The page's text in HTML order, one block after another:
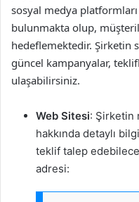
sosyal medya
bulunmakta olup,
hedeflemektedir. Şirketin
güncel kampanyalar,
ulaşabilirsiniz.
Web Sitesi: Şirketin
hakkında detaylı
teklif talep
adresi: